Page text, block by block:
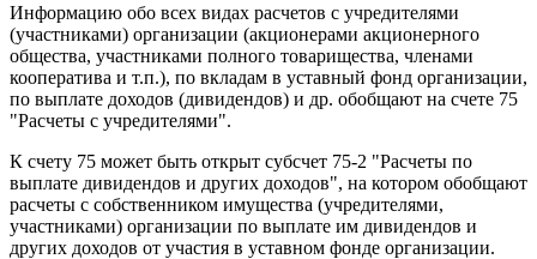
Информацию обо всех видах расчетов с учредителями
(участниками) организации (акционерами акционерного
общества, участниками полного товарищества, членами
кооператива и т.п.), по вкладам в уставный фонд организации,
по выплате доходов (дивидендов) и др. обобщают на счете 75
"Расчеты с учредителями".
К счету 75 может быть открыт субсчет 75-2 "Расчеты по
выплате дивидендов и других доходов", на котором обобщают
расчеты с собственником имущества (учредителями,
участниками) организации по выплате им дивидендов и
других доходов от участия в уставном фонде организации.